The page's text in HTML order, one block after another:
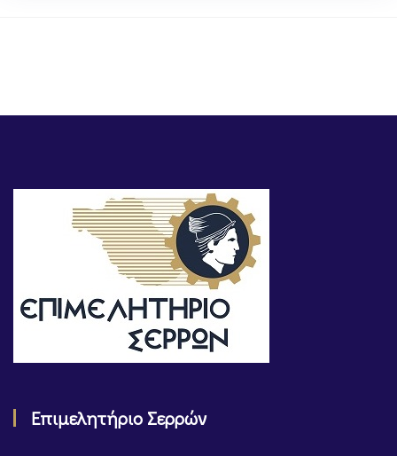
Επιμελητήριο Σερρών